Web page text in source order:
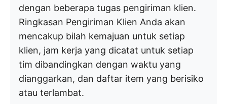
dengan beberapa tugas pengiriman klien.
Ringkasan Pengiriman Klien Anda akan
mencakup bilah kemajuan untuk setiap
klien, jam kerja yang dicatat untuk setiap
tim dibandingkan dengan waktu yang
dianggarkan, dan daftar item yang berisiko
atau terlambat.